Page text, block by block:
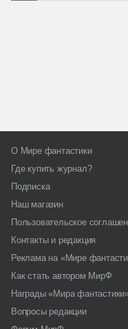
О Мире фантастики
Где купить журнал?
Подписка
Наш магазин
Пользовательское
Контакты и редакция
Реклама на «Мире
Как стать автором МирФ
Награды «Мира
Вопросы редакции